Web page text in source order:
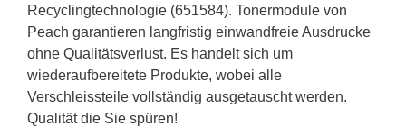
Recyclingtechnologie (651584). Tonermodule von
Peach garantieren langfristig einwandfreie Ausdrucke
ohne Qualitätsverlust. Es handelt sich um
wiederaufbereitete Produkte, wobei alle
Verschleissteile vollständig ausgetauscht werden.
Qualität die Sie spüren!